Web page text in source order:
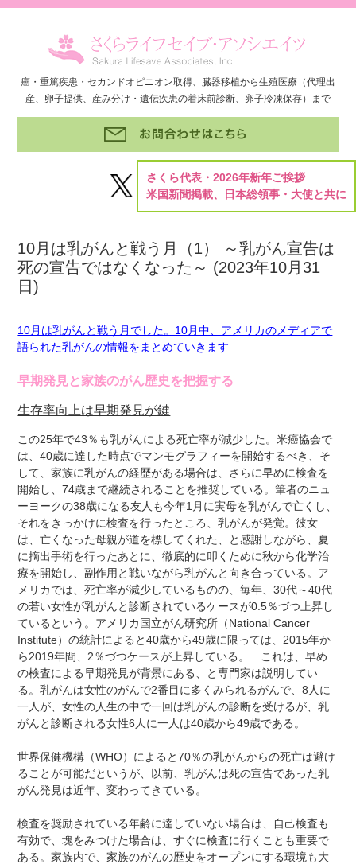
癌・重篤疾患・セカンドオピニオン取得、臓器移植から生殖医療（代理出
産、卵子提供、産み分け・遺伝疾患の着床前診断、卵子冷凍保存）まで
さくら代表・2026年新年ご挨拶
米国新聞掲載、日本総領事・大使と共に
10月は乳がんと戦う月（1） ～乳がん宣告は
死の宣告ではなくなった～ (2023年10月31
日)
10月は乳がんと戦う月でした。10月中、アメリカのメディアで
語られた乳がんの情報をまとめていきます
早期発見と家族のがん歴史を把握する
生存率向上は早期発見が鍵
この25年で43％も乳がんによる死亡率が減少した。米癌協会で
は、40歳に達した時点でマンモグラフィーを開始するべき、そ
して、家族に乳がんの経歴がある場合は、さらに早めに検査を
開始し、74歳まで継続されることを推奨している。筆者のニュ
ーヨークの38歳になる友人も今年1月に実母を乳がんで亡くし、
それをきっかけに検査を行ったところ、乳がんが発覚。彼女
は、亡くなった母親が道を標してくれた、と感謝しながら、夏
に摘出手術を行ったあとに、徹底的に叩くために秋から化学治
療を開始し、副作用と戦いながら乳がんと向き合っている。ア
メリカでは、死亡率が減少しているものの、毎年、30代～40代
の若い女性が乳がんと診断されているケースが0.5％づつ上昇し
ているという。アメリカ国立がん研究所（National Cancer
Institute）の統計によると40歳から49歳に限っては、2015年か
ら2019年間、2％づつケースが上昇している。 これは、早め
の検査による早期発見が背景にある、と専門家は説明してい
る。乳がんは女性のがんで2番目に多くみられるがんで、8人に
一人が、女性の人生の中で一回は乳がんの診断を受けるが、乳
がんと診断される女性6人に一人は40歳から49歳である。
世界保健機構（WHO）によると70％の乳がんからの死亡は避け
ることが可能だというが、以前、乳がんは死の宣告であった乳
がん発見は近年、変わってきている。
検査を奨励されている年齢に達していない場合は、自己検査も
有効で、塊をみつけた場合は、すぐに検査に行くことも重要で
ある。家族内で、家族のがんの歴史をオープンにする環境も大